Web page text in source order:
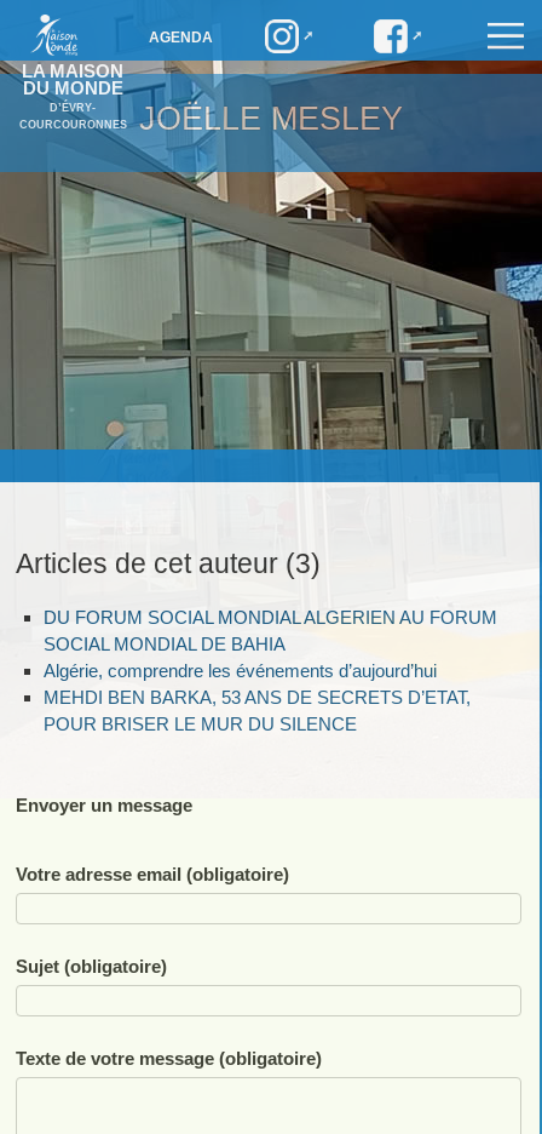
LA MAISON
DU MONDE
D’ÉVRY-
COURCOURONNES
AGENDA
JOËLLE MESLEY
Articles de cet auteur (3)
DU FORUM SOCIAL MONDIAL ALGERIEN AU FORUM
SOCIAL MONDIAL DE BAHIA
Algérie, comprendre les événements d’aujourd’hui
MEHDI BEN BARKA, 53 ANS DE SECRETS D’ETAT,
POUR BRISER LE MUR DU SILENCE
Envoyer un message
Votre adresse email (obligatoire)
Sujet (obligatoire)
Texte de votre message (obligatoire)